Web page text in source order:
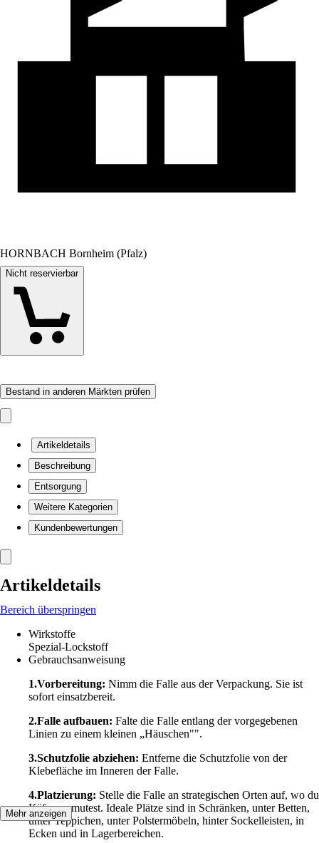
HORNBACH Bornheim (Pfalz)
Nicht reservierbar
Bestand in anderen Märkten prüfen
Artikeldetails
Beschreibung
Entsorgung
Weitere Kategorien
Kundenbewertungen
Artikeldetails
Bereich überspringen
Wirkstoffe
Spezial-Lockstoff
Gebrauchsanweisung
1.Vorbereitung: Nimm die Falle aus der Verpackung. Sie ist
sofort einsatzbereit.
2.Falle aufbauen: Falte die Falle entlang der vorgegebenen
Linien zu einem kleinen „Häuschen"".
3.Schutzfolie abziehen: Entferne die Schutzfolie von der
Klebefläche im Inneren der Falle.
4.Platzierung: Stelle die Falle an strategischen Orten auf, wo du
Käfer vermutest. Ideale Plätze sind in Schränken, unter Betten,
unter Teppichen, unter Polstermöbeln, hinter Sockelleisten, in
Ecken und in Lagerbereichen.
Mehr anzeigen